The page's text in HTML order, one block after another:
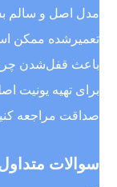
مدل اصل و سالم
تعمیرشده ممکن
باعث قفل‌شدن
برای تهیه یونیت
صداقت مراجعه
سوالات